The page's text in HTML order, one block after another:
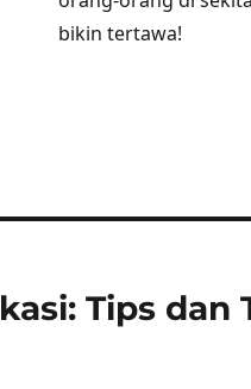
bikin tertawa!
Tips